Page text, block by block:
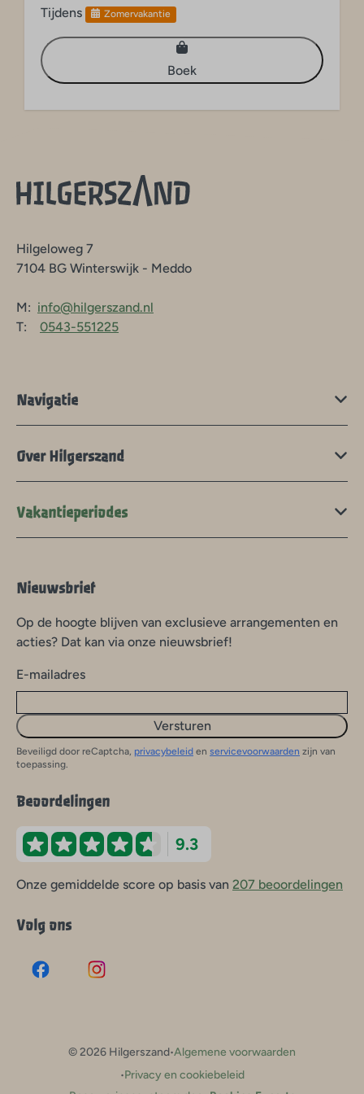
Tijdens Zomervakantie
Boek
Hilgeloweg 7
7104 BG Winterswijk - Meddo
M: info@hilgerszand.nl
T: 0543-551225
Navigatie
Over Hilgerszand
Vakantieperiodes
Nieuwsbrief
Op de hoogte blijven van exclusieve arrangementen en
acties? Dat kan via onze nieuwsbrief!
E-mailadres
Versturen
Beveiligd door reCaptcha, privacybeleid en servicevoorwaarden zijn van
toepassing.
Beoordelingen
9.3
Onze gemiddelde score op basis van 207 beoordelingen
Volg ons
© 2026 Hilgerszand·Algemene voorwaarden
·Privacy en cookiebeleid